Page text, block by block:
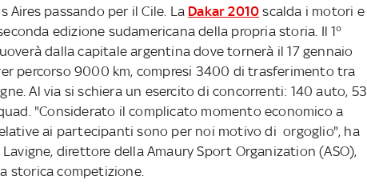
Aires passando per il Cile. La Dakar 2010 scalda i motori e
edizione sudamericana della propria storia. Il 1°
dalla capitale argentina dove tornerà il 17 gennaio
percorso 9000 km, compresi 3400 di trasferimento tra
Al via si schiera un esercito di concorrenti: 140 auto, 53
"Considerato il complicato momento economico a
ai partecipanti sono per noi motivo di orgoglio", ha
direttore della Amaury Sport Organization (ASO),
storica competizione.